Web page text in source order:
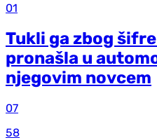
01
Tukli ga zbog
pronašla u
njegovim novcem
07
58